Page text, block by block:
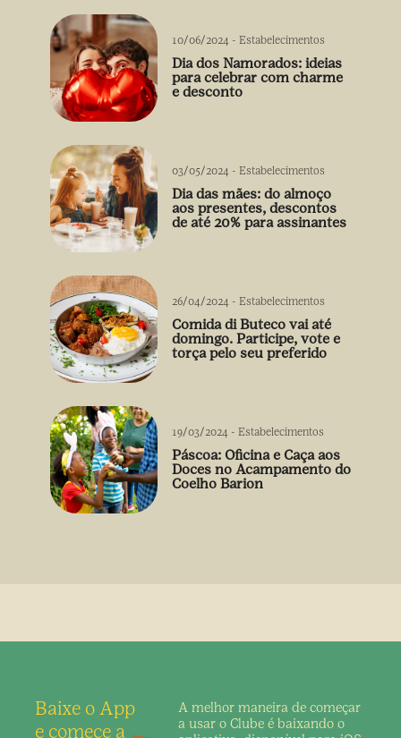
10/06/2024 - Estabelecimentos
Dia dos Namorados: ideias
para celebrar com charme
e desconto
03/05/2024 - Estabelecimentos
Dia das mães: do almoço
aos presentes, descontos
de até 20% para assinantes
26/04/2024 - Estabelecimentos
Comida di Buteco vai até
domingo. Participe, vote e
torça pelo seu preferido
19/03/2024 - Estabelecimentos
Páscoa: Oficina e Caça aos
Doces no Acampamento do
Coelho Barion
Baixe o App
e comece a
A melhor maneira de começar
a usar o Clube é baixando o